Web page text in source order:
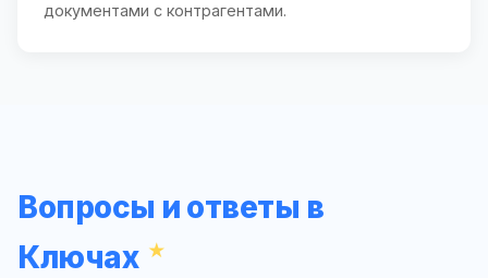
документами с контрагентами.
Вопросы и ответы в
Ключах